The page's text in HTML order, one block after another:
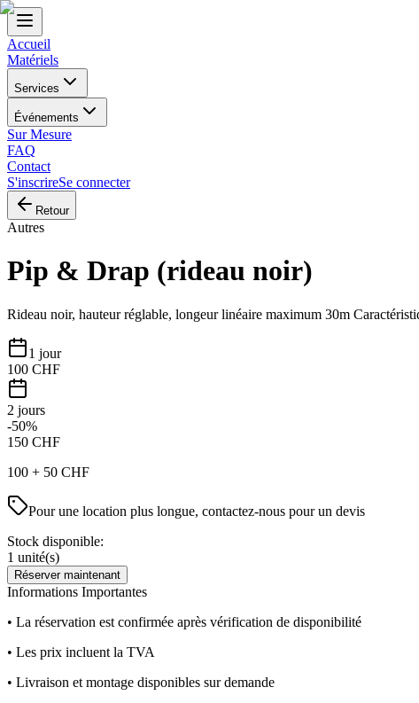
Accueil
Matériels
Services
Événements
Sur Mesure
FAQ
Contact
S'inscrireSe connecter
Retour
Autres
Pip & Drap (rideau noir)
Rideau noir, hauteur réglable, longeur linéaire maximum 30m
1 jour
100 CHF
2 jours
-50%
150 CHF
100 + 50 CHF
Pour une location plus longue, contactez-nous pour un devis
Stock disponible:
1 unité(s)
Réserver maintenant
Informations Importantes
• La réservation est confirmée après vérification de disponibilité
• Les prix incluent la TVA
• Livraison et montage disponibles sur demande